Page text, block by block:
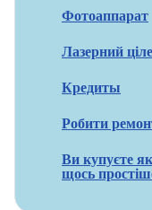
Фотоаппарат
Лазерний
Кредиты
Робити
Ви купуєте
щось